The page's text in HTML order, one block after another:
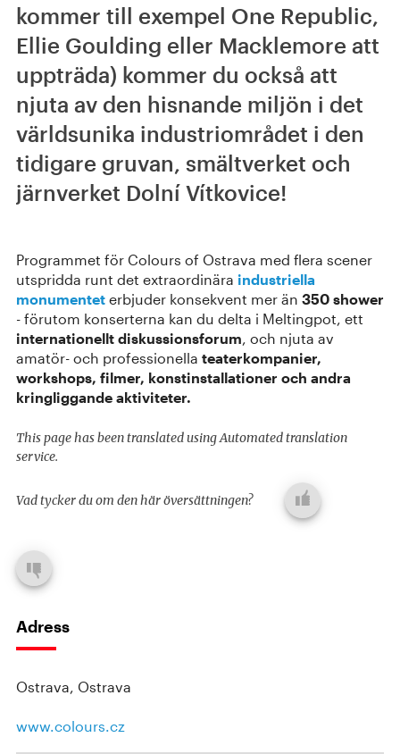
kommer till exempel One Republic,
Ellie Goulding eller Macklemore att
uppträda) kommer du också att
njuta av den hisnande miljön i det
världsunika industriområdet i den
tidigare gruvan, smältverket och
järnverket Dolní Vítkovice!
Programmet för Colours of Ostrava med flera scener
utspridda runt det extraordinära industriella
monumentet erbjuder konsekvent mer än 350 shower
- förutom konserterna kan du delta i Meltingpot, ett
internationellt diskussionsforum, och njuta av
amatör- och professionella teaterkompanier,
workshops, filmer, konstinstallationer och andra
kringliggande aktiviteter.
This page has been translated using Automated translation
service.
Vad tycker du om den här översättningen?
Adress
Ostrava, Ostrava
www.colours.cz